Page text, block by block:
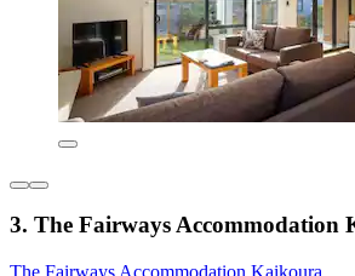
3. The Fairways Accommodation
The Fairways Accommodation Kaikoura